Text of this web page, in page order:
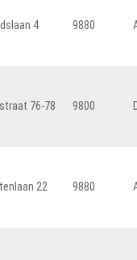
4 9880
76-78 9800
22 9880